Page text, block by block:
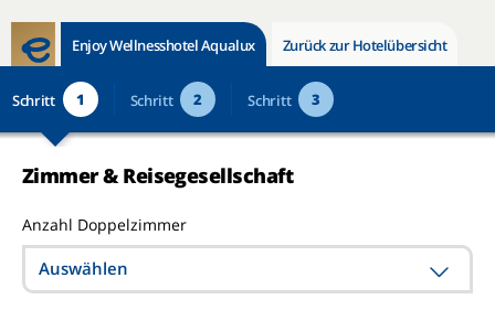
Enjoy Wellnesshotel Aqualux Zurück zur Hotelübersicht
Schritt 1 Schritt 2 Schritt 3
Zimmer & Reisegesellschaft
Anzahl Doppelzimmer
Auswählen